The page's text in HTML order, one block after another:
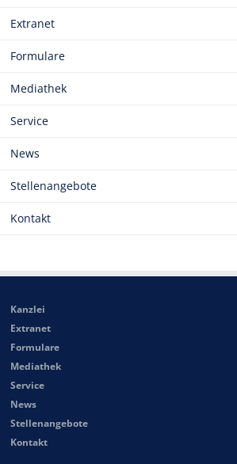
Extranet
Formulare
Mediathek
Service
News
Stellenangebote
Kontakt
Kanzlei
Extranet
Formulare
Mediathek
Service
News
Stellenangebote
Kontakt